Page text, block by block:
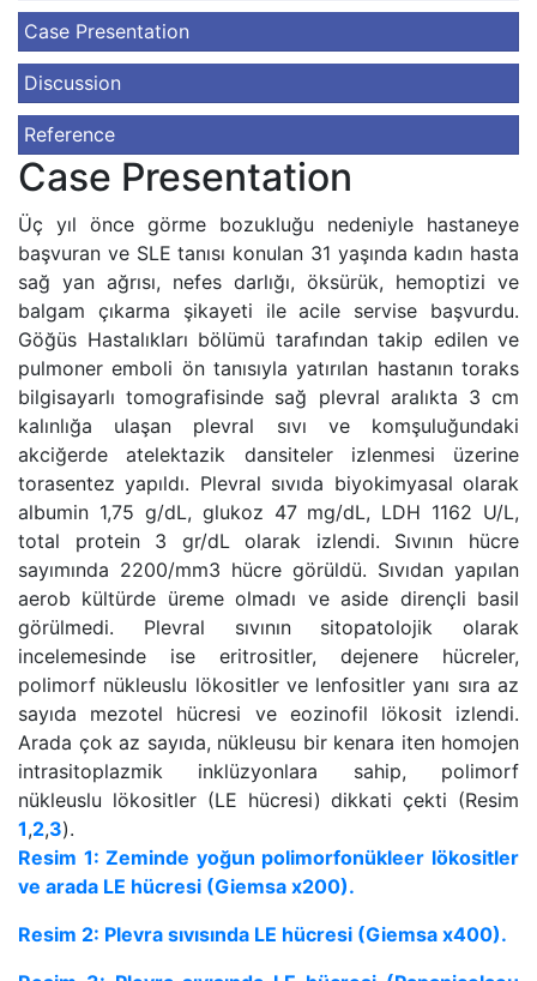
Case Presentation
Discussion
Reference
Case Presentation
Üç yıl önce görme bozukluğu nedeniyle hastaneye
başvuran ve SLE tanısı konulan 31 yaşında kadın hasta
sağ yan ağrısı, nefes darlığı, öksürük, hemoptizi ve
balgam çıkarma şikayeti ile acile servise başvurdu.
Göğüs Hastalıkları bölümü tarafından takip edilen ve
pulmoner emboli ön tanısıyla yatırılan hastanın toraks
bilgisayarlı tomografisinde sağ plevral aralıkta 3 cm
kalınlığa ulaşan plevral sıvı ve komşuluğundaki
akciğerde atelektazik dansiteler izlenmesi üzerine
torasentez yapıldı. Plevral sıvıda biyokimyasal olarak
albumin 1,75 g/dL, glukoz 47 mg/dL, LDH 1162 U/L,
total protein 3 gr/dL olarak izlendi. Sıvının hücre
sayımında 2200/mm3 hücre görüldü. Sıvıdan yapılan
aerob kültürde üreme olmadı ve aside dirençli basil
görülmedi. Plevral sıvının sitopatolojik olarak
incelemesinde ise eritrositler, dejenere hücreler,
polimorf nükleuslu lökositler ve lenfositler yanı sıra az
sayıda mezotel hücresi ve eozinofil lökosit izlendi.
Arada çok az sayıda, nükleusu bir kenara iten homojen
intrasitoplazmik inklüzyonlara sahip, polimorf
nükleuslu lökositler (LE hücresi) dikkati çekti (Resim
1,2,3).
Resim 1: Zeminde yoğun polimorfonükleer lökositler
ve arada LE hücresi (Giemsa x200).
Resim 2: Plevra sıvısında LE hücresi (Giemsa x400).